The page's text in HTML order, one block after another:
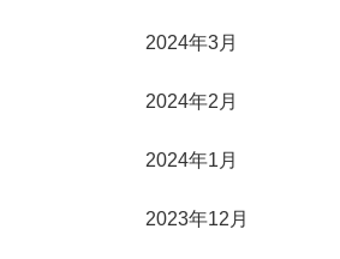
2024年3月
2024年2月
2024年1月
2023年12月